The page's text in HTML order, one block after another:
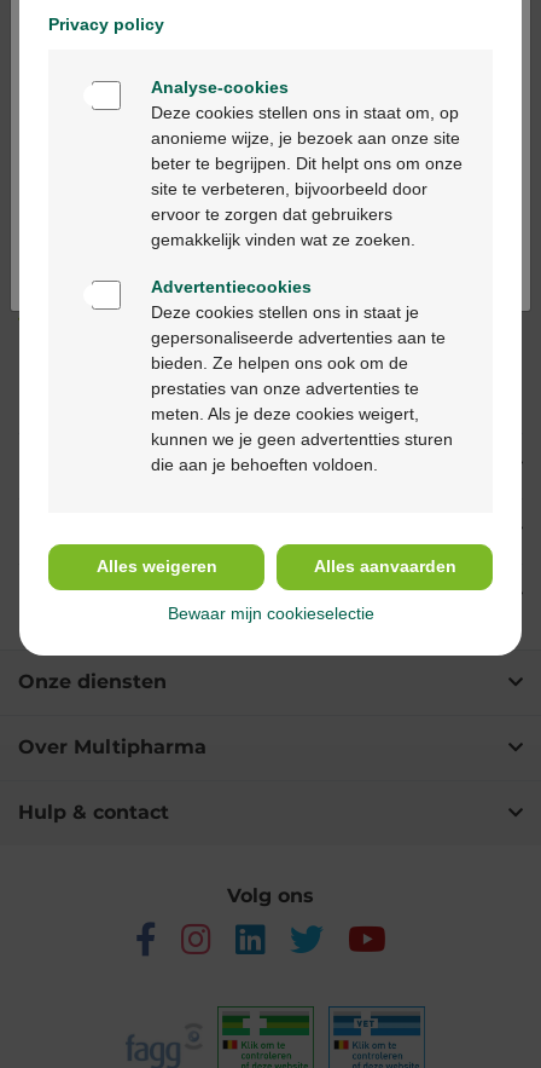
Op werkdagen vóór 12u besteld, binnen 2
werkdagen geleverd
levering in je Multipharma apotheek
betalen
Klantendienstvia chat ofcontactformulier
Productbeschrijving
Indicaties
Onze diensten
Over Multipharma
Hulp & contact
Volg ons
Bienvenue
Ga verder in het nederlands
Continuez en français
Privacy policy
Analyse-cookies
Deze cookies stellen ons in staat om, op
anonieme wijze, je bezoek aan onze site
beter te begrijpen. Dit helpt ons om onze
site te verbeteren, bijvoorbeeld door
ervoor te zorgen dat gebruikers
gemakkelijk vinden wat ze zoeken.
Advertentiecookies
Deze cookies stellen ons in staat je
gepersonaliseerde advertenties aan te
bieden. Ze helpen ons ook om de
prestaties van onze advertenties te
meten. Als je deze cookies weigert,
kunnen we je geen advertentties sturen
die aan je behoeften voldoen.
Alles weigeren Alles aanvaarden
Bewaar mijn cookieselectie